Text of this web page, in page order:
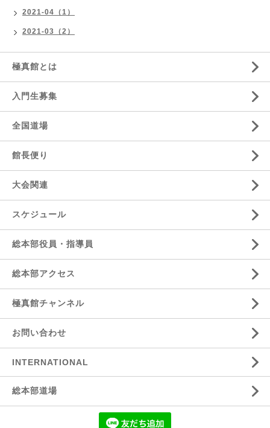
2021-04（1）
2021-03（2）
極真館とは
入門生募集
全国道場
館長便り
大会関連
スケジュール
総本部役員・指導員
総本部アクセス
極真館チャンネル
お問い合わせ
INTERNATIONAL
総本部道場